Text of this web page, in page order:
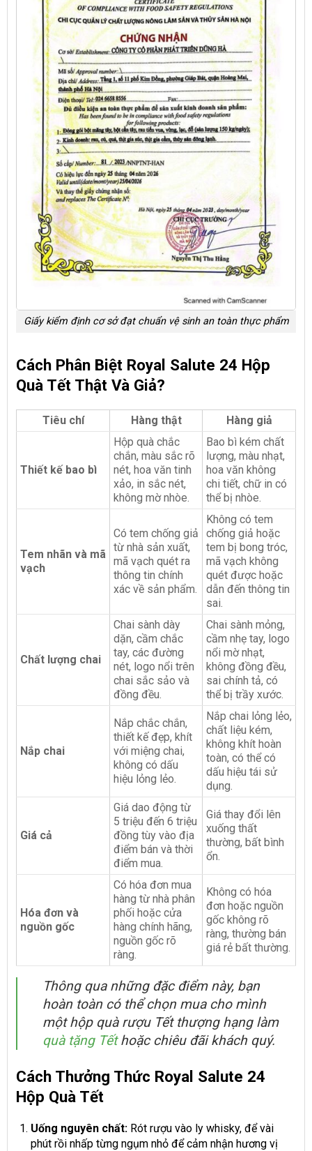
Giấy kiểm định cơ sở đạt chuẩn vệ sinh an toàn thực phẩm
Cách Phân Biệt Royal Salute 24 Hộp
Quà Tết Thật Và Giả?
Tiêu chí Hàng thật Hàng giả
Thiết kế bao bì
Hộp quà chắc
chắn, màu sắc rõ
nét, hoa văn tinh
xảo, in sắc nét,
không mờ nhòe.
Bao bì kém chất
lượng, màu nhạt,
hoa văn không
chi tiết, chữ in có
thể bị nhòe.
Tem nhãn và mã
vạch
Có tem chống giả
từ nhà sản xuất,
mã vạch quét ra
thông tin chính
xác về sản phẩm.
Không có tem
chống giả hoặc
tem bị bong tróc,
mã vạch không
quét được hoặc
dẫn đến thông tin
sai.
Chất lượng chai
Chai sành dày
dặn, cầm chắc
tay, các đường
nét, logo nổi trên
chai sắc sảo và
đồng đều.
Chai sành mỏng,
cầm nhẹ tay, logo
nổi mờ nhạt,
không đồng đều,
sai chính tả, có
thể bị trầy xước.
Nắp chai
Nắp chắc chắn,
thiết kế đẹp, khít
với miệng chai,
không có dấu
hiệu lỏng lẻo.
Nắp chai lỏng lẻo,
chất liệu kém,
không khít hoàn
toàn, có thể có
dấu hiệu tái sử
dụng.
Giá cả
Giá dao động từ
5 triệu đến 6 triệu
đồng tùy vào địa
điểm bán và thời
điểm mua.
Giá thay đổi lên
xuống thất
thường, bất bình
ổn.
Hóa đơn và
nguồn gốc
Có hóa đơn mua
hàng từ nhà phân
phối hoặc cửa
hàng chính hãng,
nguồn gốc rõ
ràng.
Không có hóa
đơn hoặc nguồn
gốc không rõ
ràng, thường bán
giá rẻ bất thường.
Thông qua những đặc điểm này, bạn
hoàn toàn có thể chọn mua cho mình
một hộp quà rượu Tết thượng hạng làm
quà tặng Tếthoặc chiêu đãi khách quý.
Cách Thưởng Thức Royal Salute 24
Hộp Quà Tết
Uống nguyên chất:Rót rượu vào ly whisky, để vài
phút rồi nhấp từng ngụm nhỏ để cảm nhận hương vị